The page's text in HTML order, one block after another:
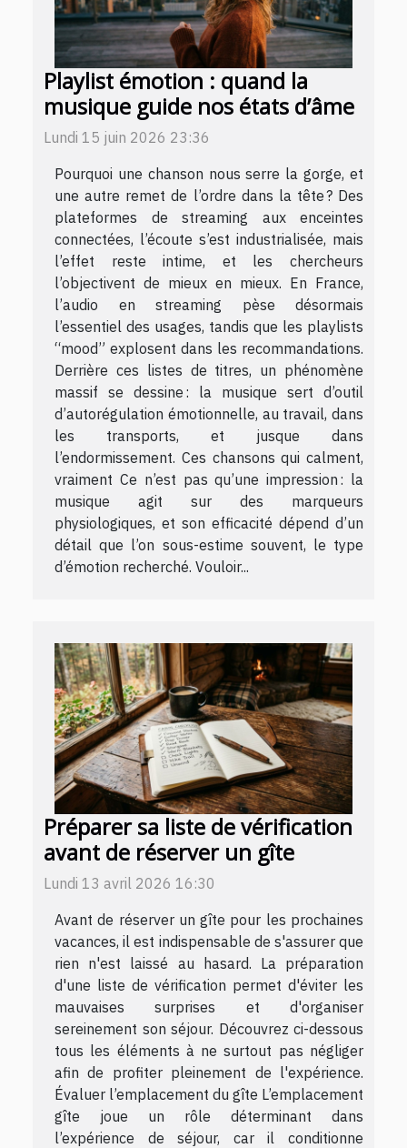
Playlist émotion : quand la
musique guide nos états d’âme
Lundi 15 juin 2026 23:36
Pourquoi une chanson nous serre la gorge, et
une autre remet de l’ordre dans la tête ? Des
plateformes de streaming aux enceintes
connectées, l’écoute s’est industrialisée, mais
l’effet reste intime, et les chercheurs
l’objectivent de mieux en mieux. En France,
l’audio en streaming pèse désormais
l’essentiel des usages, tandis que les playlists
“mood” explosent dans les recommandations.
Derrière ces listes de titres, un phénomène
massif se dessine : la musique sert d’outil
d’autorégulation émotionnelle, au travail, dans
les transports, et jusque dans
l’endormissement. Ces chansons qui calment,
vraiment Ce n’est pas qu’une impression : la
musique agit sur des marqueurs
physiologiques, et son efficacité dépend d’un
détail que l’on sous-estime souvent, le type
d’émotion recherché. Vouloir...
Préparer sa liste de vérification
avant de réserver un gîte
Lundi 13 avril 2026 16:30
Avant de réserver un gîte pour les prochaines
vacances, il est indispensable de s'assurer que
rien n'est laissé au hasard. La préparation
d'une liste de vérification permet d'éviter les
mauvaises surprises et d'organiser
sereinement son séjour. Découvrez ci-dessous
tous les éléments à ne surtout pas négliger
afin de profiter pleinement de l'expérience.
Évaluer l’emplacement du gîte L’emplacement
gîte joue un rôle déterminant dans
l’expérience de séjour, car il conditionne